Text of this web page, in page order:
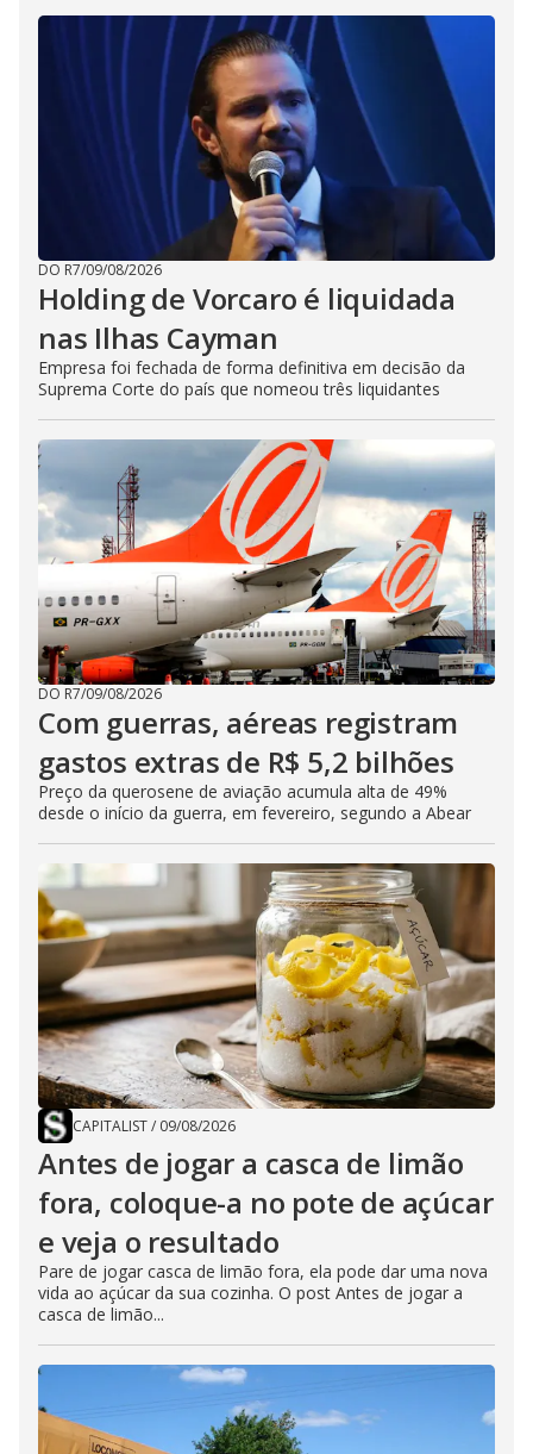
DO R7/09/08/2026
Holding de Vorcaro é liquidada
nas Ilhas Cayman
Empresa foi fechada de forma definitiva em decisão da
Suprema Corte do país que nomeou três liquidantes
DO R7/09/08/2026
Com guerras, aéreas registram
gastos extras de R$ 5,2 bilhões
Preço da querosene de aviação acumula alta de 49%
desde o início da guerra, em fevereiro, segundo a Abear
CAPITALIST/ 09/08/2026
Antes de jogar a casca de limão
fora, coloque-a no pote de açúcar
e veja o resultado
Pare de jogar casca de limão fora, ela pode dar uma nova
vida ao açúcar da sua cozinha. O post Antes de jogar a
casca de limão...